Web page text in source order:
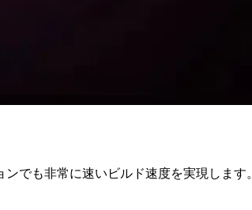
でも非常に速いビルド速度を実現します。